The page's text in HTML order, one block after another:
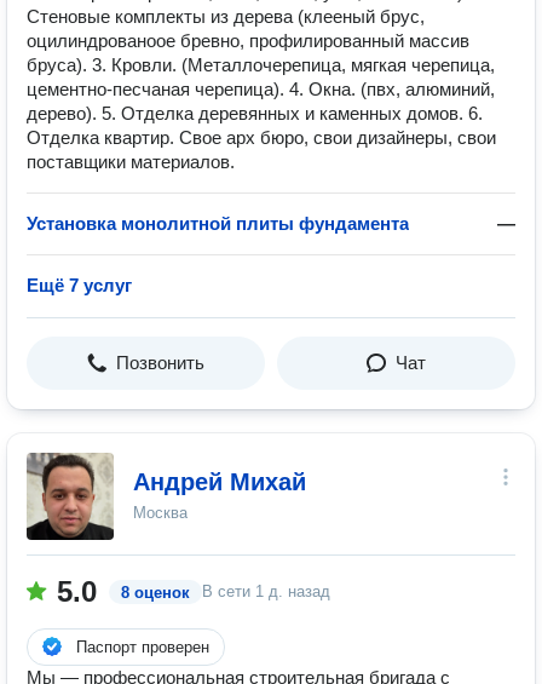
Стеновые комплекты из дерева (клееный брус,
оцилиндрованоое бревно, профилированный массив
бруса). 3. Кровли. (Металлочерепица, мягкая черепица,
цементно-песчаная черепица). 4. Окна. (пвх, алюминий,
дерево). 5. Отделка деревянных и каменных домов. 6.
Отделка квартир. Свое арх бюро, свои дизайнеры, свои
поставщики материалов.
Установка монолитной плиты фундамента —
Ещё 7 услуг
Позвонить Чат
Андрей Михай
Москва
5.0 8 оценок В сети 1 д. назад
Паспорт проверен
Мы — профессиональная строительная бригада с